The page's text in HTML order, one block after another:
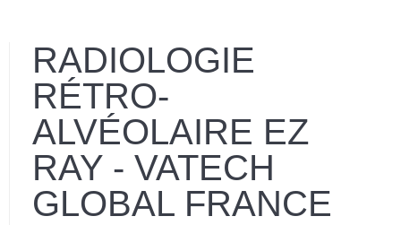
RADIOLOGIE
RÉTRO-
ALVÉOLAIRE EZ
RAY - VATECH
GLOBAL FRANCE